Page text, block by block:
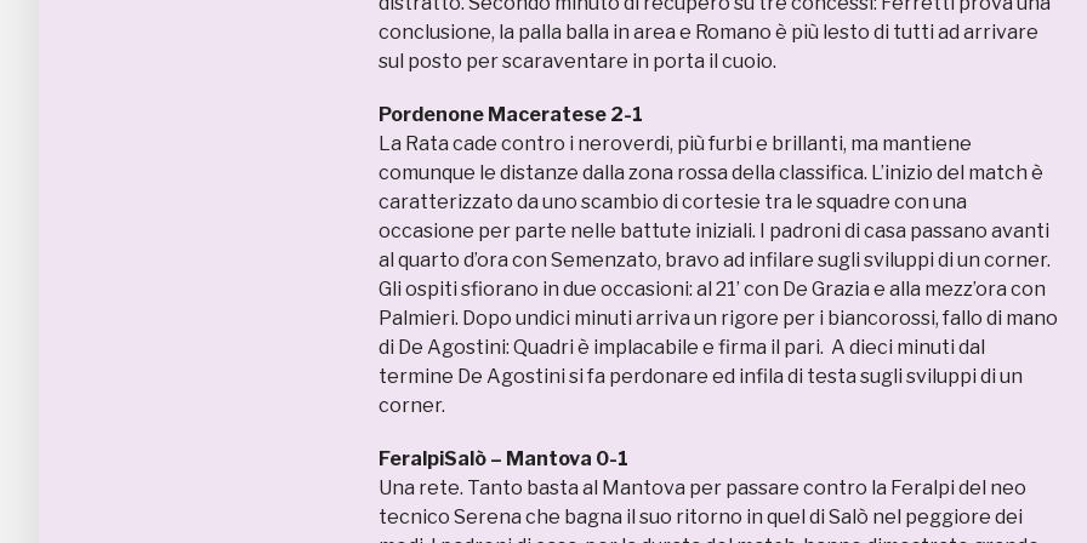
conclusione, la palla balla in area e Romano è più lesto di tutti ad arrivare
sul posto per scaraventare in porta il cuoio.
Pordenone Maceratese 2-1
La Rata cade contro i neroverdi, più furbi e brillanti, ma mantiene
comunque le distanze dalla zona rossa della classifica. L’inizio del match è
caratterizzato da uno scambio di cortesie tra le squadre con una
occasione per parte nelle battute iniziali. I padroni di casa passano avanti
al quarto d’ora con Semenzato, bravo ad infilare sugli sviluppi di un corner.
Gli ospiti sfiorano in due occasioni: al 21’ con De Grazia e alla mezz’ora con
Palmieri. Dopo undici minuti arriva un rigore per i biancorossi, fallo di mano
di De Agostini: Quadri è implacabile e firma il pari. A dieci minuti dal
termine De Agostini si fa perdonare ed infila di testa sugli sviluppi di un
corner.
FeralpiSalò – Mantova 0-1
Una rete. Tanto basta al Mantova per passare contro la Feralpi del neo
tecnico Serena che bagna il suo ritorno in quel di Salò nel peggiore dei